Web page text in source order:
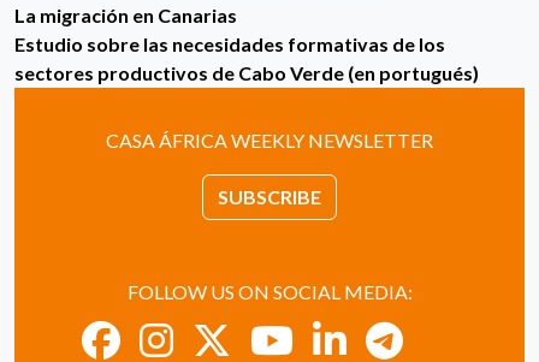
La migración en Canarias
Estudio sobre las necesidades formativas de los
sectores productivos de Cabo Verde (en portugués)
CASA ÁFRICA WEEKLY NEWSLETTER
SUBSCRIBE
FOLLOW US ON SOCIAL MEDIA: